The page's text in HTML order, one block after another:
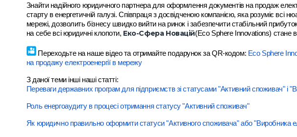
Знайти надійного юридичного партнера для оформлення документів на продаж
старту в енергетичній галузі. Співпраця з досвідченою компанією, яка розуміє всі
мережі, дозволить бізнесу швидко вийти на ринок і забезпечити стабільний
на себе всі юридичні клопоти, Еко-Сфера Новацій(Eco Sphere Innovations) стане
Переходьте на наше відео та отримайте подарунок за QR-кодом: Eco Sphere
на продажу електроенергії в мережу
З даної теми інші наші статті:
Переваги державних програм для підприємств зі статусами "Активний споживач" і
Роль енергоаудиту в процесі отримання статусу "Активний споживач"
Як юридично правильно оформити статуси "Активного споживача" або "Виробника